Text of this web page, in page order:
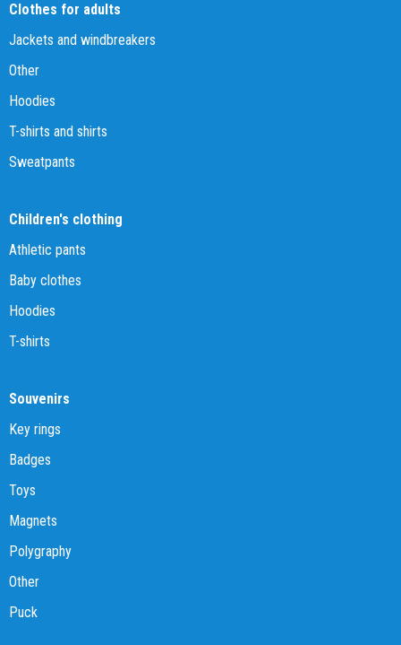
Clothes for adults
Jackets and windbreakers
Other
Hoodies
T-shirts and shirts
Sweatpants
Children's clothing
Athletic pants
Baby clothes
Hoodies
T-shirts
Souvenirs
Key rings
Badges
Toys
Magnets
Polygraphy
Other
Puck